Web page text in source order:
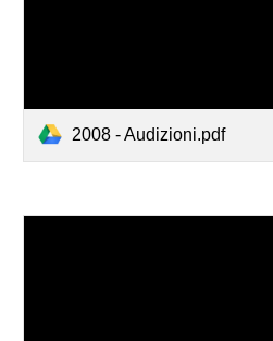
2008 - Audizioni.pdf